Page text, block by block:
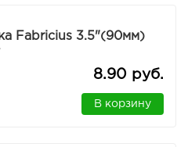
Fabricius 3.5"(90мм)
8.90 руб.
В корзину